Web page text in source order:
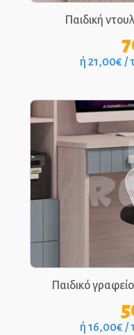
Παιδική
ή 21,00€ /
Παιδικό
ή 16,00€ /